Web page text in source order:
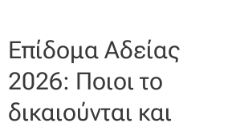
Επίδομα Αδείας
2026: Ποιοι το
δικαιούνται και